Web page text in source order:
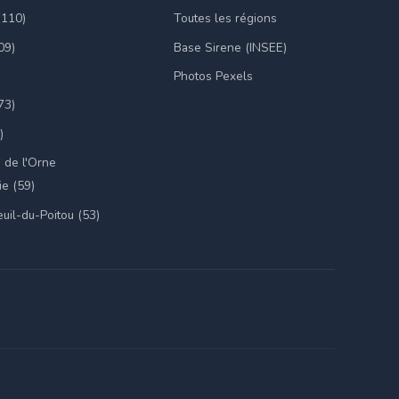
de l'Orne
(59)
du-Poitou (53)
Toutes les régions
Base Sirene (INSEE)
Photos Pexels